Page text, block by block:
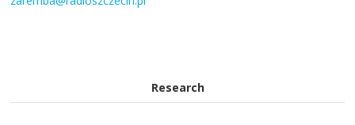
Research